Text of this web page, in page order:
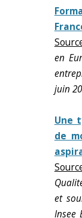
en
juin
Une
de
et
Insee